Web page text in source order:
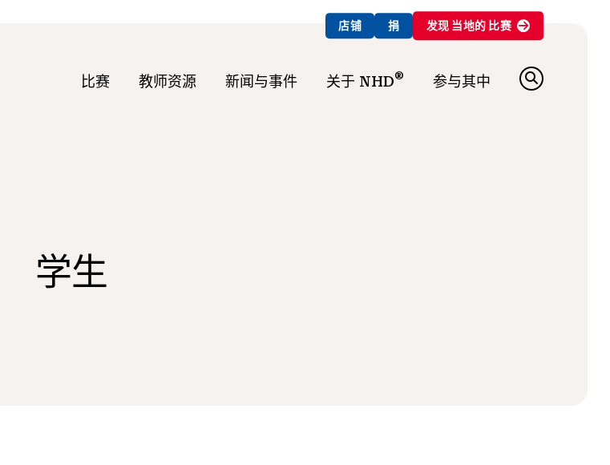
店铺 捐 发现 当地的 比赛
比赛 教师资源 新闻与事件 关于 NHD® 参与其中
学生